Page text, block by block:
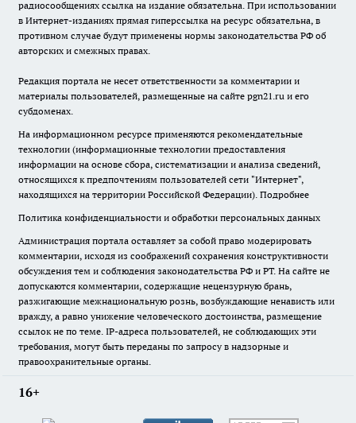
радиосообщениях ссылка на издание обязательна. При использовании
в Интернет-изданиях прямая гиперссылка на ресурс обязательна, в
противном случае будут применены нормы законодательства РФ об
авторских и смежных правах.
Редакция портала не несет ответственности за комментарии и
материалы пользователей, размещенные на сайте pgn21.ru и его
субдоменах.
На информационном ресурсе применяются рекомендательные
технологии (информационные технологии предоставления
информации на основе сбора, систематизации и анализа сведений,
относящихся к предпочтениям пользователей сети "Интернет",
находящихся на территории Российской Федерации). Подробнее
Политика конфиденциальности и обработки персональных данных
Администрация портала оставляет за собой право модерировать
комментарии, исходя из соображений сохранения конструктивности
обсуждения тем и соблюдения законодательства РФ и РТ. На сайте не
допускаются комментарии, содержащие нецензурную брань,
разжигающие межнациональную рознь, возбуждающие ненависть или
вражду, а равно унижение человеческого достоинства, размещение
ссылок не по теме. IP-адреса пользователей, не соблюдающих эти
требования, могут быть переданы по запросу в надзорные и
правоохранительные органы.
16+